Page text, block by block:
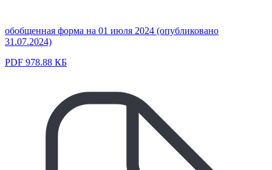
обобщенная форма на 01 июля 2024 (опубликовано
31.07.2024)
PDF 978.88 КБ